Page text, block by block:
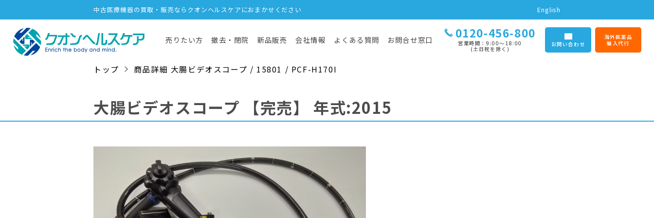
中古医療機器の買取・販売ならクオンヘルスケアにおまかせください English
売りたい方 撤去・閉院 新品販売 会社情報 よくある質問 お問合せ窓口 0120-456-800
営業時間：9:00〜18:00
(土日祝を除く)
お問い合わせ
海外医薬品
輸入代行
トップ 商品詳細 大腸ビデオスコープ / 15801 / PCF-H170I
大腸ビデオスコープ 【完売】 年式:2015